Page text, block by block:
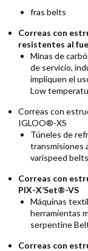
fras belts
Correas con
resistentes al
Minas de
de servicio,
impliquen el
Low
Correas con
IGLOO®-XS
Túneles de
transmisiones
varispeed belts
Correas con
PIX-X’Set®-VS
Máquinas
herramientas
serpentine
Correas con